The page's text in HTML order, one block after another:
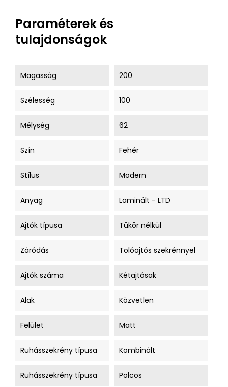
Paraméterek és
tulajdonságok
Magasság 200
Szélesség 100
Mélység 62
Szín Fehér
Stílus Modern
Anyag Laminált - LTD
Ajtók típusa Tükör nélkül
Záródás Tolóajtós szekrénnyel
Ajtók száma Kétajtósak
Alak Közvetlen
Felület Matt
Ruhásszekrény típusa Kombinált
Ruhásszekrény típusa Polcos